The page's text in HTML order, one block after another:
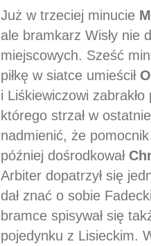
Już w trzeciej minucie
ale bramkarz Wisły nie
miejscowych. Sześć
piłkę w siatce umieścił
i Liśkiewiczowi
którego strzał w
nadmienić, że
później dośrodkował
Arbiter dopatrzył się
dał znać o sobie
bramce spisywał się
pojedynku z Lisieckim.